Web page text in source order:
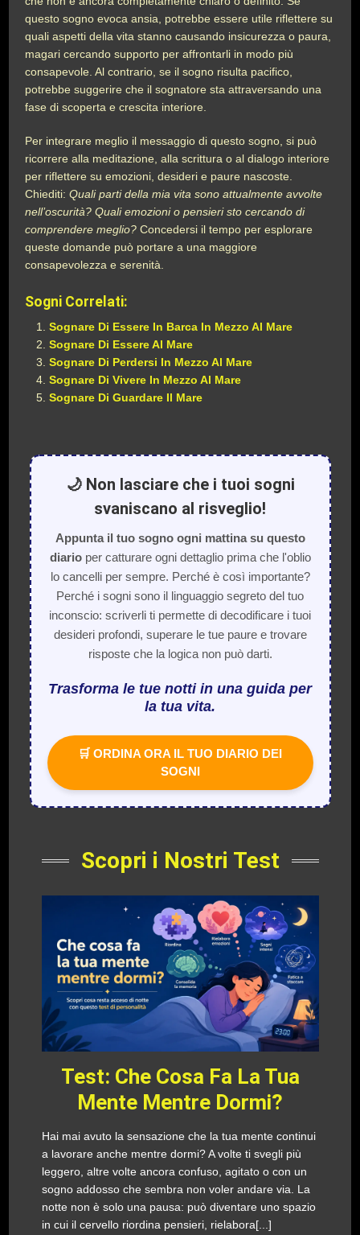
questo sogno evoca ansia, potrebbe essere utile riflettere su
quali aspetti della vita stanno causando insicurezza o paura,
magari cercando supporto per affrontarli in modo più
consapevole. Al contrario, se il sogno risulta pacifico,
potrebbe suggerire che il sognatore sta attraversando una
fase di scoperta e crescita interiore.
Per integrare meglio il messaggio di questo sogno, si può
ricorrere alla meditazione, alla scrittura o al dialogo interiore
per riflettere su emozioni, desideri e paure nascoste.
Chiediti:Quali parti della mia vita sono attualmente avvolte
nell’oscurità? Quali emozioni o pensieri sto cercando di
comprendere meglio? Concedersi il tempo per esplorare
queste domande può portare a una maggiore
consapevolezza e serenità.
Sogni Correlati:
Sognare Di Essere In Barca In Mezzo Al Mare
Sognare Di Essere Al Mare
Sognare Di Perdersi In Mezzo Al Mare
Sognare Di Vivere In Mezzo Al Mare
Sognare Di Guardare Il Mare
🌙 Non lasciare che i tuoi sogni
svaniscano al risveglio!
Appunta il tuo sogno ogni mattina su questo
diarioper catturare ogni dettaglio prima che l'oblio
lo cancelli per sempre. Perché è così importante?
Perché i sogni sono il linguaggio segreto del tuo
inconscio: scriverli ti permette di decodificare i tuoi
desideri profondi, superare le tue paure e trovare
risposte che la logica non può darti.
Trasforma le tue notti in una guida per
la tua vita.
🛒 ORDINA ORA IL TUO DIARIO DEI
SOGNI
Scopri i Nostri Test
Test: Che Cosa Fa La Tua
Mente Mentre Dormi?
Hai mai avuto la sensazione che la tua mente continui
a lavorare anche mentre dormi? A volte ti svegli più
leggero, altre volte ancora confuso, agitato o con un
sogno addosso che sembra non voler andare via. La
notte non è solo una pausa: può diventare uno spazio
in cui il cervello riordina pensieri, rielabora[...]